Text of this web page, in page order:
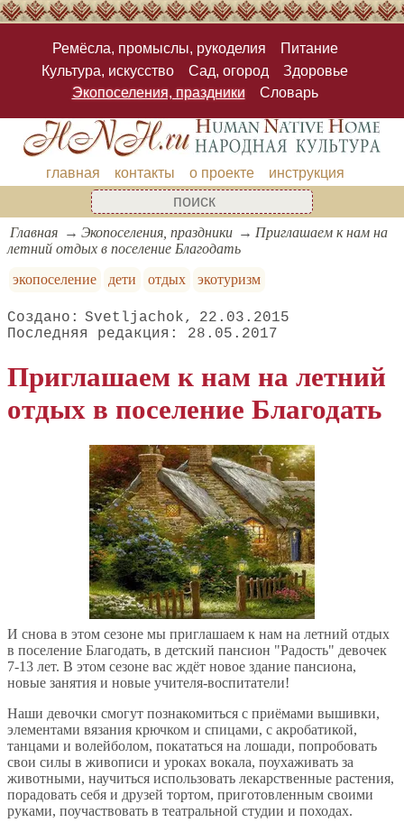
Ремёсла, промыслы, рукоделия
Питание
Культура, искусство
Сад, огород
Здоровье
Экопоселения, праздники
Словарь
главная контакты о проекте инструкция
Главная Экопоселения, праздники
Приглашаем к нам на
летний отдых в поселение Благодать
экопоселение
дети отдых экотуризм
Svetljachok
22.03.2015
28.05.2017
Приглашаем к нам на летний
отдых в поселение Благодать
И снова в этом сезоне мы приглашаем к нам на летний отдых
в поселение Благодать, в детский пансион "Радость" девочек
7-13 лет. В этом сезоне вас ждёт новое здание пансиона,
новые занятия и новые учителя-воспитатели!
Наши девочки смогут познакомиться с приёмами вышивки,
элементами вязания крючком и спицами, с акробатикой,
танцами и волейболом, покататься на лошади, попробовать
свои силы в живописи и уроках вокала, поухаживать за
животными, научиться использовать лекарственные растения,
порадовать себя и друзей тортом, приготовленным своими
руками, поучаствовать в театральной студии и походах.